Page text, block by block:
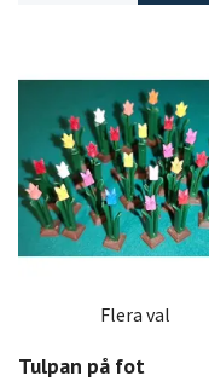
Flera val
Tulpan på fot